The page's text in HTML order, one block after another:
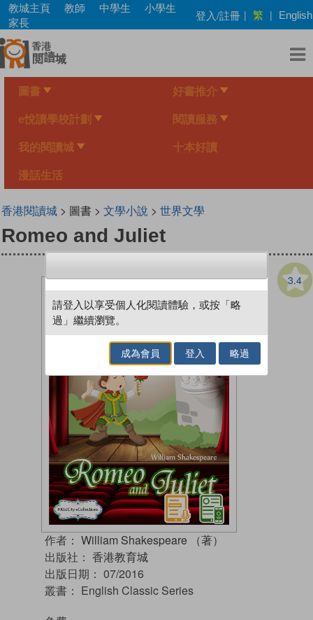
Skip
main
content
教城主頁 教師 中學生
小學生
家長
登入/註冊 | 繁 | English
圖書 好書推介
e悅讀學校計劃 閱讀服務
我的閱讀城 十本好讀
漫話生活
香港閱讀城> 圖書 > 文學小說 > 世界文學
Romeo and Juliet
3.4
作者： William Shakespeare （著）
出版社： 香港教育城
出版日期： 07/2016
叢書： English Classic Series
請登入以享受個人化閱讀體驗，或按「略
過」繼續瀏覽。
成為會員 登入 略過